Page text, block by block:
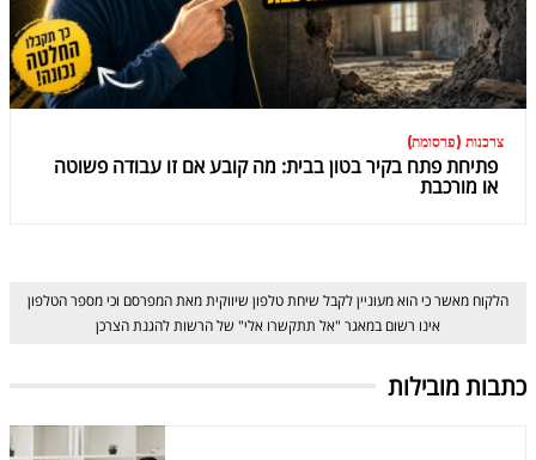
צרכנות (פרסומת)
פתיחת פתח בקיר בטון בבית: מה קובע אם זו עבודה פשוטה
או מורכבת
הלקוח מאשר כי הוא מעוניין לקבל שיחת טלפון שיווקית מאת המפרסם וכי מספר הטלפון
אינו רשום במאגר "אל תתקשרו אלי" של הרשות להגנת הצרכן
כתבות מובילות